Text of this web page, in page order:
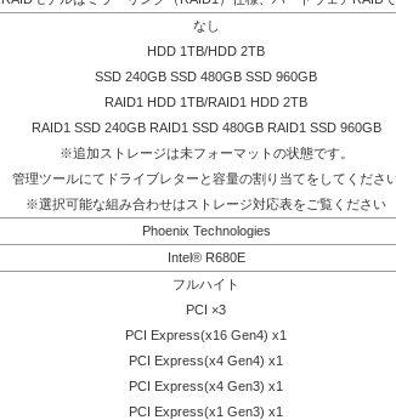
なし
HDD 1TB/HDD 2TB
SSD 240GB SSD 480GB SSD 960GB
RAID1 HDD 1TB/RAID1 HDD 2TB
RAID1 SSD 240GB RAID1 SSD 480GB RAID1 SSD 960GB
※追加ストレージは未フォーマットの状態です。
管理ツールにてドライブレターと容量の割り当てをしてくださ
※選択可能な組み合わせはストレージ対応表をご覧ください
Phoenix Technologies
Intel® R680E
フルハイト
PCI ×3
PCI Express(x16 Gen4) x1
PCI Express(x4 Gen4) x1
PCI Express(x4 Gen3) x1
PCI Express(x1 Gen3) x1